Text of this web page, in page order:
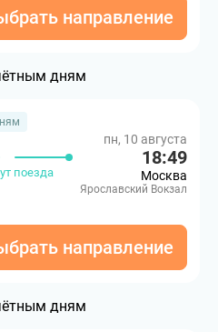
направление
дням
поезда
пн, 10 августа
18:49
Москва
Ярославский Вокзал
направление
дням